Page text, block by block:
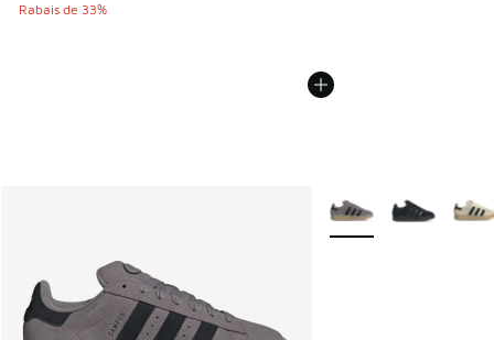
Rabais de 33%
Plus de couleurs